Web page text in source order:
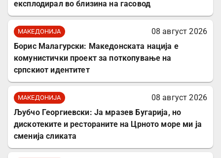
експлодирал во близина на гасовод
МАКЕДОНИЈА
08 август 2026
Борис Малагурски: Македонската нација е
комунистички проект за поткопување на
српскиот идентитет
МАКЕДОНИЈА
08 август 2026
Љубчо Георгиевски: Ја мразев Бугарија, но
дискотеките и рестораните на Црното море ми ја
сменија сликата